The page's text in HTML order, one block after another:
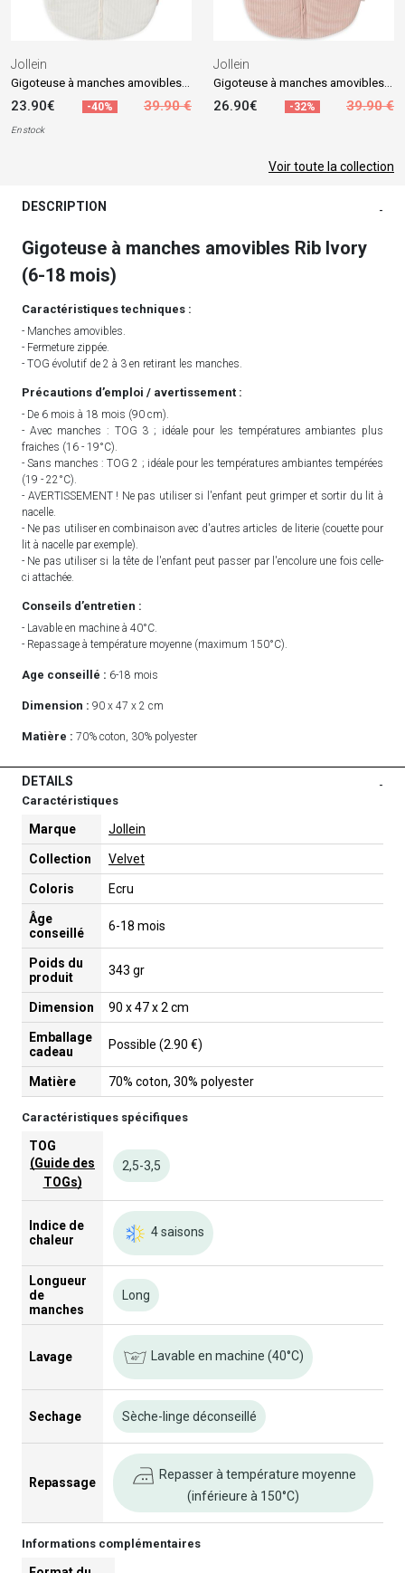
Jollein
23.90€ -40% 39.90 €
En stock
Jollein
26.90€ -32% 39.90 €
Voir toute la collection
DESCRIPTION -
Gigoteuse à manches amovibles Rib Ivory
(6-18 mois)
Caractéristiques techniques :
- Manches amovibles.
- Fermeture zippée.
- TOG évolutif de 2 à 3 en retirant les manches.
Précautions d’emploi / avertissement :
- De 6 mois à 18 mois (90 cm).
- Avec manches : TOG 3 ; idéale pour les températures ambiantes plus
fraiches (16 - 19°C).
- Sans manches : TOG 2 ; idéale pour les températures ambiantes tempérées
(19 - 22°C).
- AVERTISSEMENT ! Ne pas utiliser si l'enfant peut grimper et sortir du lit à
nacelle.
- Ne pas utiliser en combinaison avec d'autres articles de literie (couette pour
lit à nacelle par exemple).
- Ne pas utiliser si la tête de l'enfant peut passer par l'encolure une fois celle-
ci attachée.
Conseils d’entretien :
- Lavable en machine à 40°C.
- Repassage à température moyenne (maximum 150°C).
Age conseillé : 6-18 mois
Dimension : 90 x 47 x 2 cm
Matière : 70% coton, 30% polyester
DETAILS -
Caractéristiques
Marque Jollein
Collection Velvet
Coloris Ecru
Âge
conseillé
6-18 mois
Poids du
produit
343 gr
Dimension 90 x 47 x 2 cm
Emballage
cadeau
Possible (2.90 €)
Matière 70% coton, 30% polyester
Caractéristiques spécifiques
TOG
(Guide des
TOGs)
2,5-3,5
Indice de
chaleur
4 saisons
Longueur
de
manches
Long
Lavage Lavable en machine (40°C)
Sechage Sèche-linge déconseillé
Repassage
Repasser à température moyenne
(inférieure à 150°C)
Informations complémentaires